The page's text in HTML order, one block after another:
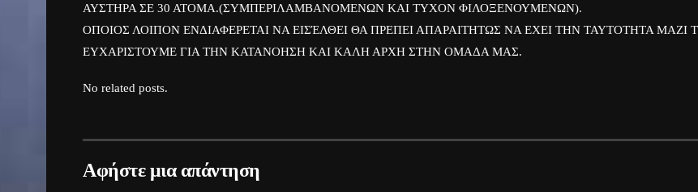
ΑΥΣΤΗΡΑ ΣΕ 30 ΑΤΟΜΑ.(ΣΥΜΠΕΡIΛΑΜΒΑΝΟΜΕΝΩΝ ΚΑΙ ΤΥΧΟΝ ΦΙΛΟΞΕΝΟΥΜΕΝΩΝ).
ΟΠΟΙΟΣ ΛΟΙΠΟΝ ΕΝΔΙΑΦΕΡΕΤΑΙ ΝΑ ΕΙΣΈΛΘΕΙ ΘΑ ΠΡΕΠΕΙ ΑΠΑΡΑΙΤΗΤΩΣ ΝΑ ΕΧΕΙ ΤΗΝ ΤΑΥΤΟΤΗΤΑ ΜΑΖΙ
ΕΥΧΑΡΙΣΤΟΥΜΕ ΓΙΑ ΤΗΝ ΚΑΤΑΝΟΗΣΗ ΚΑΙ ΚΑΛΗ ΑΡΧΗ ΣΤΗΝ ΟΜΑΔΑ ΜΑΣ.
No related posts.
Αφήστε μια απάντηση